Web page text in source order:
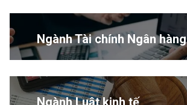
Ngành Tài chính Ngân hàng
Ngành Luật kinh tế